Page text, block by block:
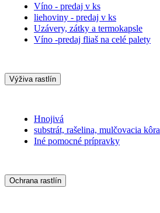
Víno - predaj v ks
liehoviny - predaj v ks
Uzávery, zátky a termokapsle
Víno -predaj fliaš na celé palety
Výživa rastlín
Hnojivá
substrát, rašelina, mulčovacia kôra
Iné pomocné prípravky
Ochrana rastlín